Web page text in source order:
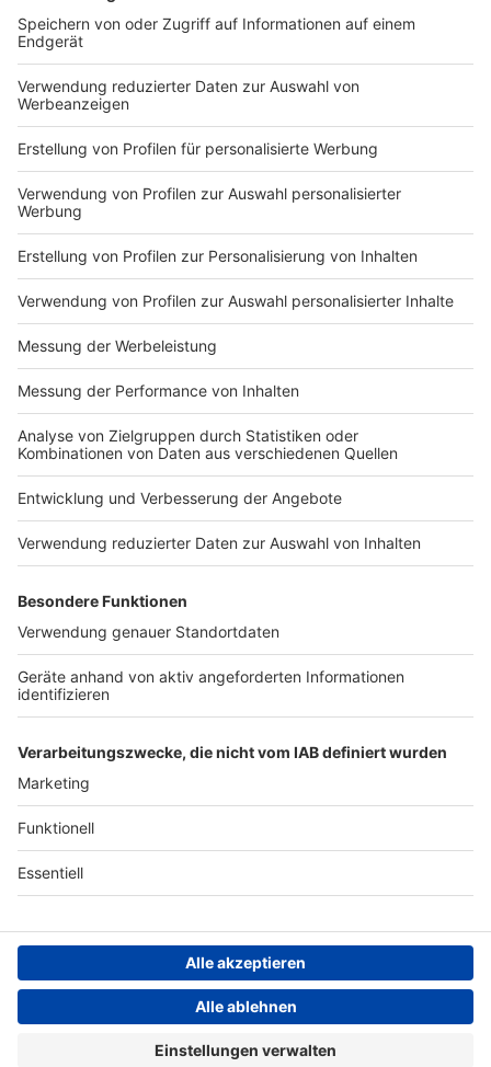
DEINE GEMERKTEN ARTIKEL
Du hast dir noch keine Artikel gemerkt
Markiere sie hierfür mit einem
Impressum
Nutzungsbedingungen
Jobs
Presse
Werben
Archiv
ANTENNE BAYERN GROUP
Stiftung ANTENNE BAYERN
hilft
Teilnahmebedingungen
Grounding Page ANTENNE
BAYERN
Kontakt
Studio-Hotline
Verkehrs-Hotline
Datenschutz­erklärung
einstellungen
Persönliche Datenkontrolle
Newsletter
ANTENNE BAYERN Live